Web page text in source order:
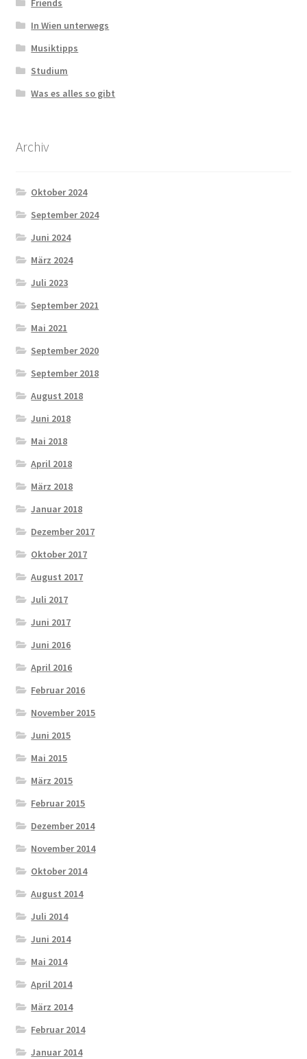
Friends
In Wien unterwegs
Musiktipps
Studium
Was es alles so gibt
Archiv
Oktober 2024
September 2024
Juni 2024
März 2024
Juli 2023
September 2021
Mai 2021
September 2020
September 2018
August 2018
Juni 2018
Mai 2018
April 2018
März 2018
Januar 2018
Dezember 2017
Oktober 2017
August 2017
Juli 2017
Juni 2017
Juni 2016
April 2016
Februar 2016
November 2015
Juni 2015
Mai 2015
März 2015
Februar 2015
Dezember 2014
November 2014
Oktober 2014
August 2014
Juli 2014
Juni 2014
Mai 2014
April 2014
März 2014
Februar 2014
Januar 2014